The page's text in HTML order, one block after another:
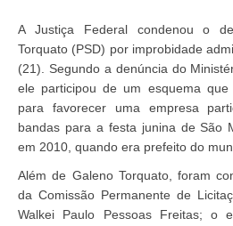
A Justiça Federal condenou o
Torquato (PSD) por improbidade
(21). Segundo a denúncia do
ele participou de um esquema que
para favorecer uma empresa
bandas para a festa junina de São
em 2010, quando era prefeito do
Além de Galeno Torquato, foram
da Comissão Permanente de
Walkei Paulo Pessoas Freitas; o